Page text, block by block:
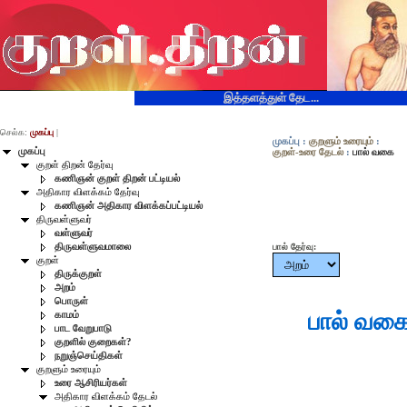
இத்தளத்துள் தேட...
முகப்பு : குறளும் உரையும் :
குறள்-உரை தேடல்: பால் வகை
முகப்பு
குறள் திறன் தேர்வு
கணிஞன் குறள் திறன் பட்டியல்
அதிகார விளக்கம் தேர்வு
கணிஞன் அதிகார விளக்கப்பட்டியல்
திருவள்ளுவர்
வள்ளுவர்
திருவள்ளுவமாலை
குறள்
திருக்குறள்
அறம்
பொருள்
காமம்
பாட வேறுபாடு
குறளில் குறைகள்?
நறுஞ்செய்திகள்
குறளும் உரையும்
உரை ஆசிரியர்கள்
அதிகார விளக்கம் தேடல்
செல்க: முகப்பு |
பால் தேர்வு:
பால்